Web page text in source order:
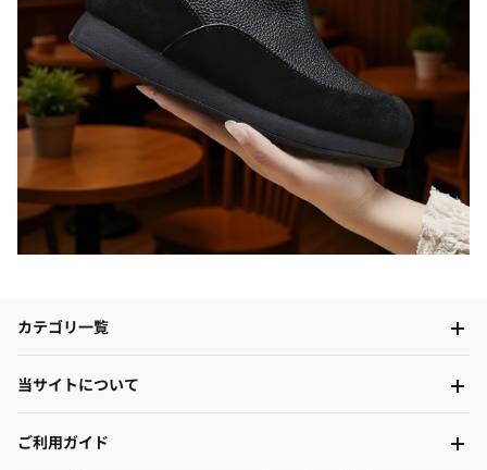
カテゴリ一覧
当サイトについて
ご利用ガイド